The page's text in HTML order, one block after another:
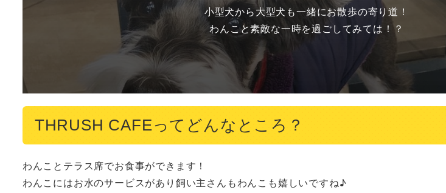
小型犬から大型犬も一緒にお散歩の寄り道！
わんこと素敵な一時を過ごしてみては！？
THRUSH CAFEってどんなところ？
わんことテラス席でお食事ができます！
わんこにはお水のサービスがあり飼い主さんもわんこも嬉しいですね♪